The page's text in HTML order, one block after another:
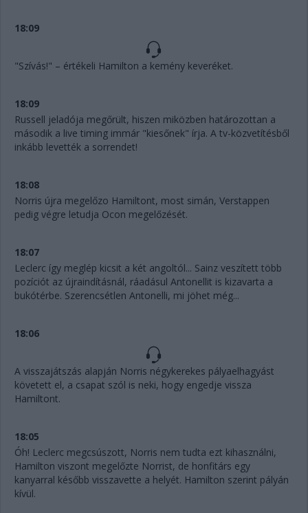
18:09
"Szívás!" – értékeli Hamilton a kemény keveréket.
18:09
Russell jeladója megőrült, hiszen miközben határozottan a
második a live timing immár "kiesőnek" írja. A tv-közvetítésből
inkább levették a sorrendet!
18:08
Norris újra megelőzo Hamiltont, most simán, Verstappen
pedig végre letudja Ocon megelőzését.
18:07
Leclerc így meglép kicsit a két angoltól... Sainz veszített több
pozíciót az újraindításnál, ráadásul Antonellit is kizavarta a
bukótérbe. Szerencsétlen Antonelli, mi jöhet még...
18:06
A visszajátszás alapján Norris négykerekes pályaelhagyást
követett el, a csapat szól is neki, hogy engedje vissza
Hamiltont.
18:05
Óh! Leclerc megcsúszott, Norris nem tudta ezt kihasználni,
Hamilton viszont megelőzte Norrist, de honfitárs egy
kanyarral később visszavette a helyét. Hamilton szerint pályán
kívül.